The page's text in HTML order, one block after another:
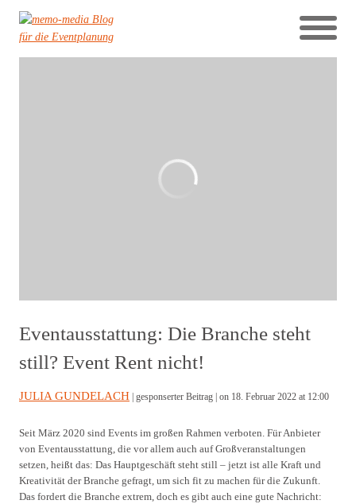
Eventausstattung: Die Branche steht
still? Event Rent nicht!
JULIA GUNDELACH | gesponserter Beitrag | on 18. Februar 2022 at 12:00
Seit März 2020 sind Events im großen Rahmen verboten. Für Anbieter
von Eventausstattung, die vor allem auch auf Großveranstaltungen
setzen, heißt das: Das Hauptgeschäft steht still – jetzt ist alle Kraft und
Kreativität der Branche gefragt, um sich fit zu machen für die Zukunft.
Das fordert die Branche extrem, doch es gibt auch eine gute Nachricht: